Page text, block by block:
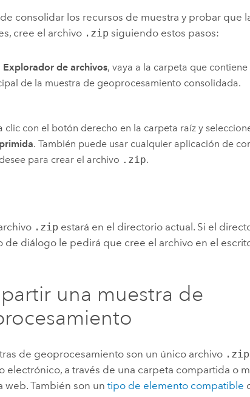
consolidar los recursos de muestra y probar que
cree el archivo .zip siguiendo estos pasos:
Explorador de archivos, vaya a la carpeta que
de la muestra de geoprocesamiento consolidada.
clic con el botón derecho en la carpeta raíz y
. También puede usar cualquier aplicación de
para crear el archivo .zip.
.zip estará en el directorio actual. Si el
de diálogo le pedirá que cree el archivo en el
una muestra de
de geoprocesamiento son un único archivo .zip
electrónico, a través de una carpeta compartida o
web. También son untipo de elemento compatible